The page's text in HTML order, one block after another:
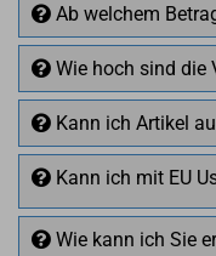
Ab welchem
Wie hoch sind die
Kann ich Artikel
Kann ich mit EU
Wie kann ich Sie